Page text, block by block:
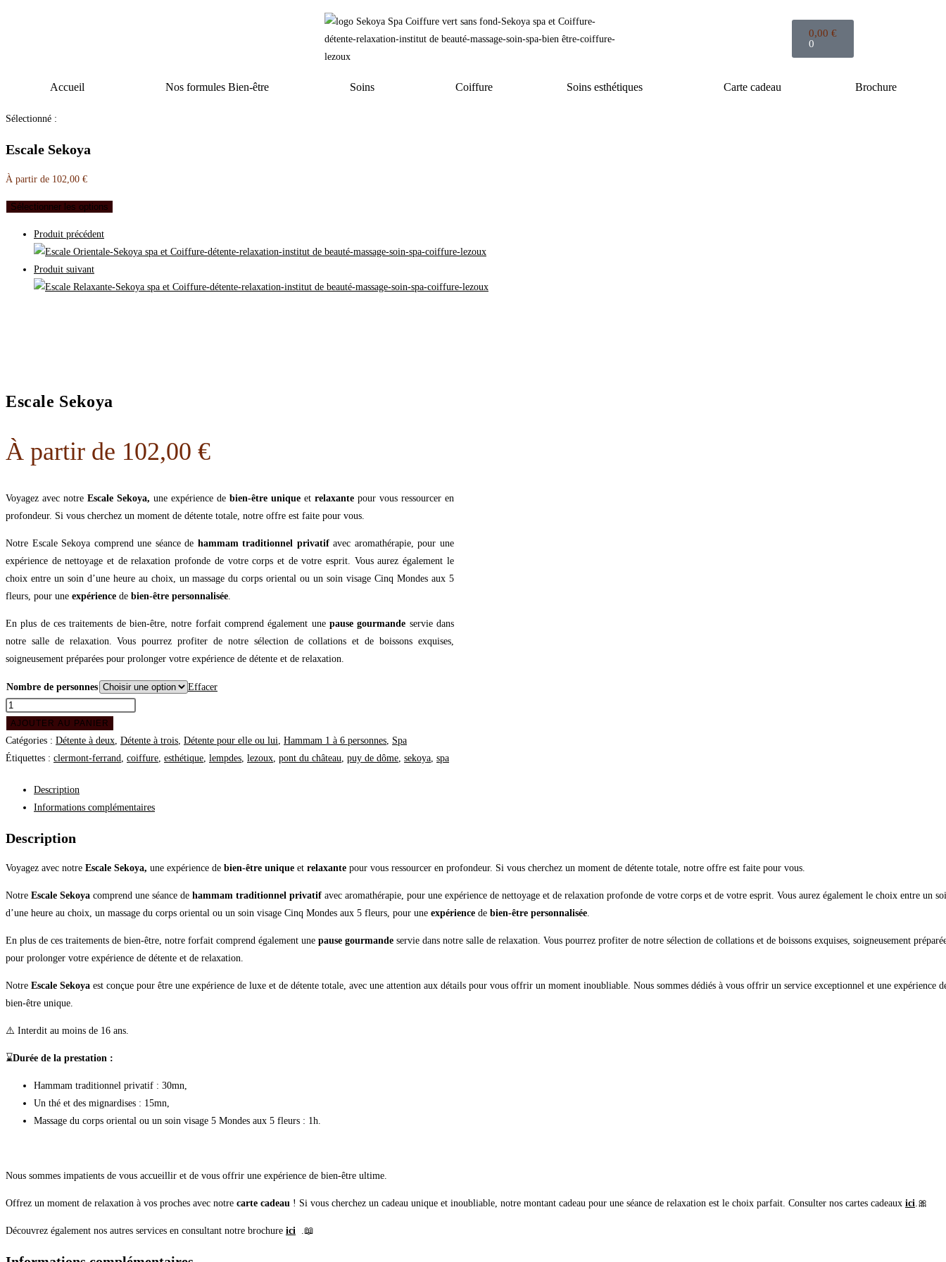
0,00 €
0
Accueil Nos formules Bien-être Soins Coiffure Soins esthétiques Carte cadeau Brochure
Sélectionné :
Escale Sekoya
À partir de 102,00 €
Sélectionner les options
Produit précédent
Produit suivant
Escale Sekoya
À partir de 102,00 €
Voyagez avec notre Escale Sekoya, une expérience de bien-être uniqueet relaxantepour vous ressourcer en
profondeur. Si vous cherchez un moment de détente totale, notre offre est faite pour vous.
Notre Escale Sekoya comprend une séance de hammam traditionnel privatifavec aromathérapie, pour une
expérience de nettoyage et de relaxation profonde de votre corps et de votre esprit. Vous aurez également le
choix entre un soin d’une heure au choix, un massage du corps oriental ou un soin visage Cinq Mondes aux 5
fleurs, pour une expérience de bien-être personnalisée.
En plus de ces traitements de bien-être, notre forfait comprend également une pause gourmande servie dans
notre salle de relaxation. Vous pourrez profiter de notre sélection de collations et de boissons exquises,
soigneusement préparées pour prolonger votre expérience de détente et de relaxation.
Nombre de personnes Effacer
AJOUTER AU PANIER
Catégories : Détente à deux, Détente à trois, Détente pour elle ou lui, Hammam 1 à 6 personnes, Spa
Étiquettes : clermont-ferrand, coiffure, esthétique, lempdes, lezoux, pont du château, puy de dôme, sekoya, spa
Description
Informations complémentaires
Description
Voyagez avec notre Escale Sekoya, une expérience de bien-être unique et relaxante pour vous ressourcer en profondeur. Si vous cherchez un moment de détente totale, notre offre est faite pour vous.
Notre Escale Sekoya comprend une séance de hammam traditionnel privatif avec aromathérapie, pour une expérience de nettoyage et de relaxation profonde de votre corps et de votre esprit. Vous aurez également le choix entre un
d’une heure au choix, un massage du corps oriental ou un soin visage Cinq Mondes aux 5 fleurs, pour une expérience de bien-être personnalisée.
En plus de ces traitements de bien-être, notre forfait comprend également une pause gourmande servie dans notre salle de relaxation. Vous pourrez profiter de notre sélection de collations et de boissons exquises, soigneusement
pour prolonger votre expérience de détente et de relaxation.
Notre Escale Sekoya est conçue pour être une expérience de luxe et de détente totale, avec une attention aux détails pour vous offrir un moment inoubliable. Nous sommes dédiés à vous offrir un service exceptionnel et une expérience
bien-être unique.
⚠️ Interdit au moins de 16 ans.
⌛Durée de la prestation :
Hammam traditionnel privatif : 30mn,
Un thé et des mignardises : 15mn,
Massage du corps oriental ou un soin visage 5 Mondes aux 5 fleurs : 1h.
Nous sommes impatients de vous accueillir et de vous offrir une expérience de bien-être ultime.
Offrez un moment de relaxation à vos proches avec notre carte cadeau ! Si vous cherchez un cadeau unique et inoubliable, notre montant cadeau pour une séance de relaxation est le choix parfait. Consulter nos cartes cadeaux ici.🎀
Découvrez également nos autres services en consultant notre brochure ici .📖